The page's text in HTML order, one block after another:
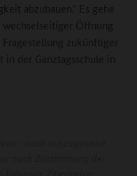
abzubauen." Es gehe
wechselseitiger Öffnung
zukünftiger
in der Ganztagsschule in